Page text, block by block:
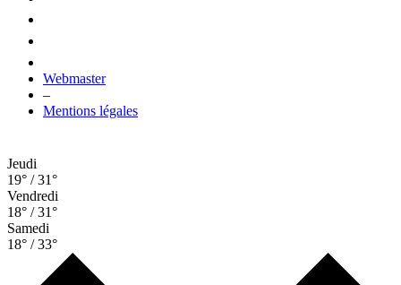
Webmaster
–
Mentions légales
Jeudi
19° / 31°
Vendredi
18° / 31°
Samedi
18° / 33°